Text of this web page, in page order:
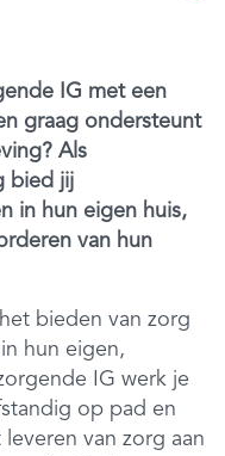
IG met een
graag ondersteunt
Als
bied jij
in hun eigen huis,
van hun
bieden van zorg
hun eigen,
IG werk je
op pad en
van zorg aan